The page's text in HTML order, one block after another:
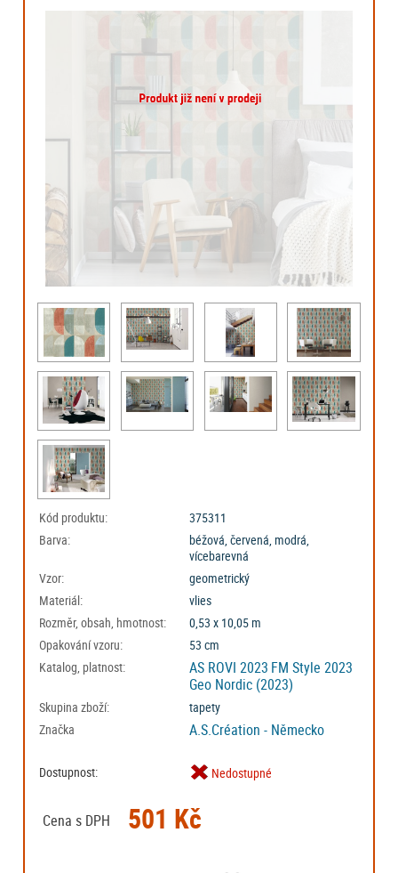
Kód produktu:
375311
Barva:
béžová, červená, modrá,
vícebarevná
Vzor:
geometrický
Materiál:
vlies
Rozměr, obsah, hmotnost:
0,53 x 10,05 m
Opakování vzoru:
53 cm
Katalog, platnost:
AS ROVI 2023 FM Style 2023
Geo Nordic (2023)
Skupina zboží:
tapety
Značka
A.S.Création - Německo
Dostupnost: Nedostupné
Cena s DPH 501 Kč